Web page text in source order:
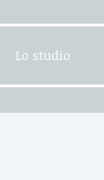
Lo studio